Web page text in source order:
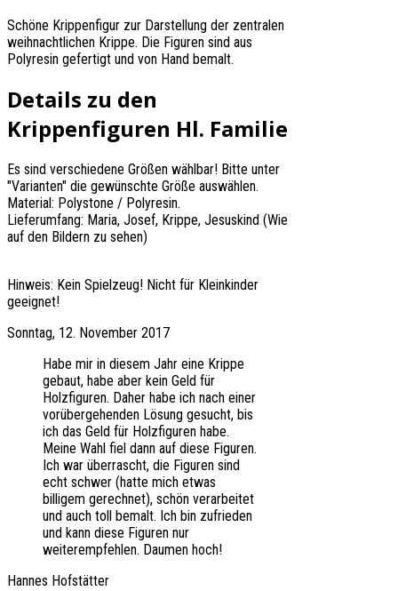
Schöne Krippenfigur zur Darstellung der zentralen
weihnachtlichen Krippe. Die Figuren sind aus
Polyresin gefertigt und von Hand bemalt.
Details zu den
Krippenfiguren Hl. Familie
Es sind verschiedene Größen wählbar! Bitte unter
"Varianten" die gewünschte Größe auswählen.
Material: Polystone / Polyresin.
Lieferumfang: Maria, Josef, Krippe, Jesuskind (Wie
auf den Bildern zu sehen)
Hinweis: Kein Spielzeug! Nicht für Kleinkinder
geeignet!
Sonntag, 12. November 2017
Habe mir in diesem Jahr eine Krippe
gebaut, habe aber kein Geld für
Holzfiguren. Daher habe ich nach einer
vorübergehenden Lösung gesucht, bis
ich das Geld für Holzfiguren habe.
Meine Wahl fiel dann auf diese Figuren.
Ich war überrascht, die Figuren sind
echt schwer (hatte mich etwas
billigem gerechnet), schön verarbeitet
und auch toll bemalt. Ich bin zufrieden
und kann diese Figuren nur
weiterempfehlen. Daumen hoch!
Hannes Hofstätter